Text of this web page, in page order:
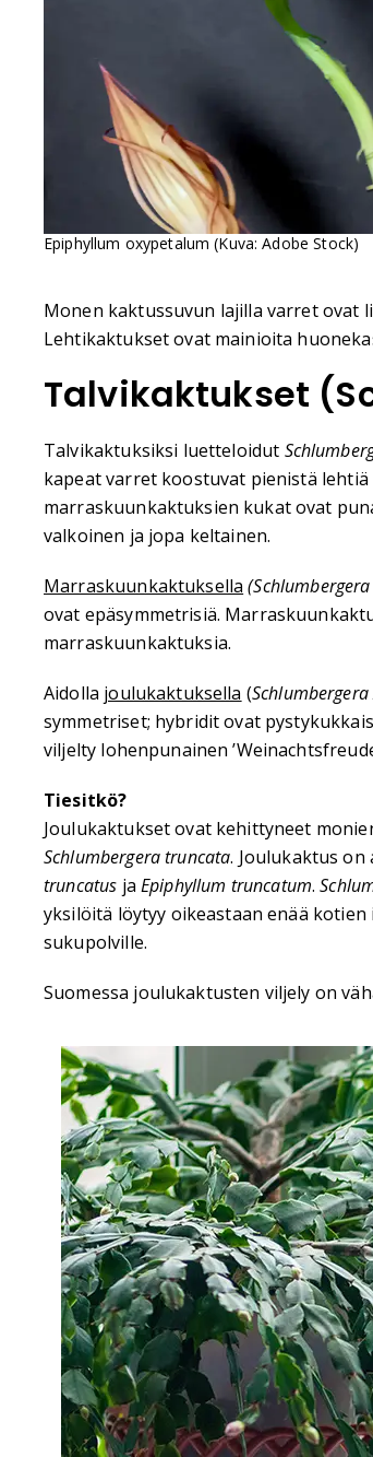
Epiphyllum oxypetalum (Kuva: Adobe Stock)
Monen kaktussuvun lajilla varret ovat
Lehtikaktukset ovat mainioita
Talvikaktukset
Talvikaktuksiksi luetteloidut
kapeat varret koostuvat pienistä
marraskuunkaktuksien kukat ovat
valkoinen ja jopa keltainen.
Marraskuunkaktuksella
ovat epäsymmetrisiä.
marraskuunkaktuksia.
Aidolla joulukaktuksella (
symmetriset; hybridit ovat
viljelty lohenpunainen
Tiesitkö?
Joulukaktukset ovat kehittyneet
Schlumbergera truncata. Joulukaktus
truncatus ja Epiphyllum truncatum.
yksilöitä löytyy oikeastaan enää
sukupolville.
Suomessa joulukaktusten viljely on